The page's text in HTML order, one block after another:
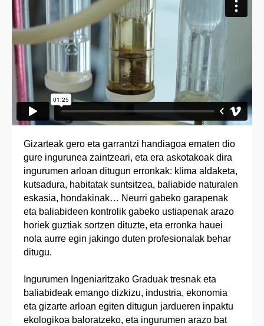
Gizarteak gero eta garrantzi handiagoa ematen dio
gure ingurunea zaintzeari, eta era askotakoak dira
ingurumen arloan ditugun erronkak: klima aldaketa,
kutsadura, habitatak suntsitzea, baliabide naturalen
eskasia, hondakinak… Neurri gabeko garapenak
eta baliabideen kontrolik gabeko ustiapenak arazo
horiek guztiak sortzen dituzte, eta erronka hauei
nola aurre egin jakingo duten profesionalak behar
ditugu.
Ingurumen Ingeniaritzako Graduak tresnak eta
baliabideak emango dizkizu, industria, ekonomia
eta gizarte arloan egiten ditugun jardueren inpaktu
ekologikoa baloratzeko, eta ingurumen arazo bat